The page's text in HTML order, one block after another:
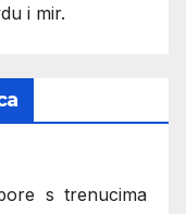
i mir.
s trenucima